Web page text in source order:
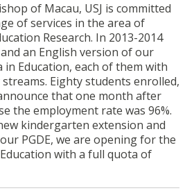
of Macau, USJ is committed
of services in the area of
Research. In 2013-2014
an English version of our
in Education, each of them with
Eighty students enrolled,
that one month after
the employment rate was 96%.
kindergarten extension and
PGDE, we are opening for the
with a full quota of